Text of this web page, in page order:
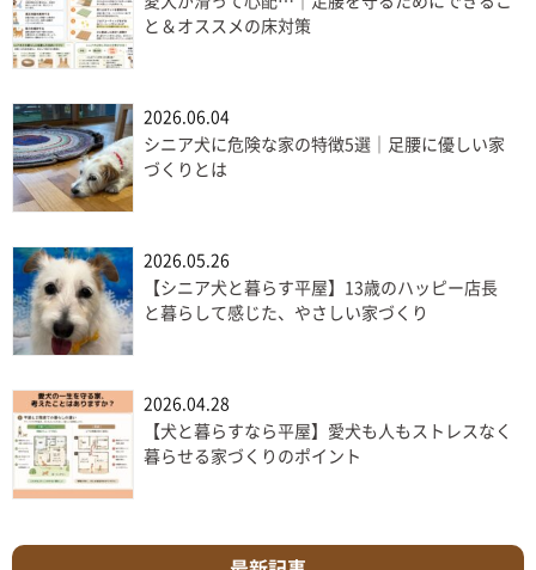
と＆オススメの床対策
2026.06.04
シニア犬に危険な家の特徴5選｜足腰に優しい家
づくりとは
2026.05.26
【シニア犬と暮らす平屋】13歳のハッピー店長
と暮らして感じた、やさしい家づくり
2026.04.28
【犬と暮らすなら平屋】愛犬も人もストレスなく
暮らせる家づくりのポイント